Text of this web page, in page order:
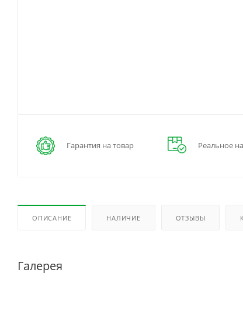
Гарантия на товар Реальное
ОПИСАНИЕ НАЛИЧИЕ ОТЗЫВЫ
Галерея